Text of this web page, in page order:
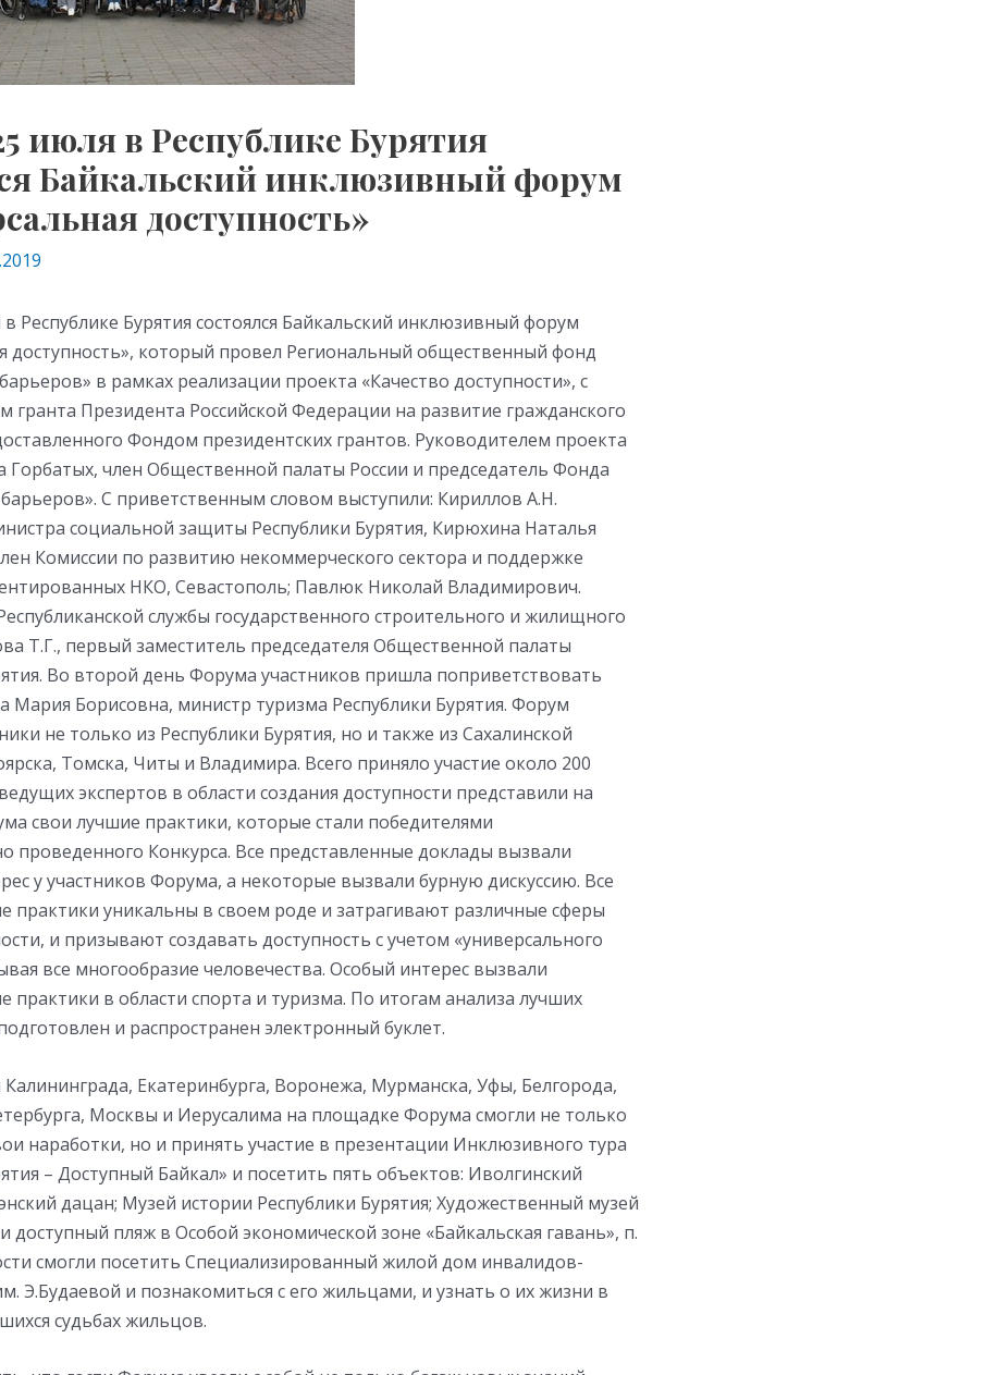
июля в Республике Бурятия
Байкальский инклюзивный форум
доступность»
Республике Бурятия состоялся Байкальский инклюзивный форум
доступность», который провел Региональный общественный фонд
в рамках реализации проекта «Качество доступности», с
гранта Президента Российской Федерации на развитие гражданского
Фондом президентских грантов. Руководителем проекта
Горбатых, член Общественной палаты России и председатель Фонда
С приветственным словом выступили: Кириллов А.Н.
социальной защиты Республики Бурятия, Кирюхина Наталья
Комиссии по развитию некоммерческого сектора и поддержке
НКО, Севастополь; Павлюк Николай Владимирович.
службы государственного строительного и жилищного
Т.Г., первый заместитель председателя Общественной палаты
Во второй день Форума участников пришла поприветствовать
Мария Борисовна, министр туризма Республики Бурятия. Форум
не только из Республики Бурятия, но и также из Сахалинской
Томска, Читы и Владимира. Всего приняло участие около 200
экспертов в области создания доступности представили на
свои лучшие практики, которые стали победителями
проведенного Конкурса. Все представленные доклады вызвали
у участников Форума, а некоторые вызвали бурную дискуссию. Все
практики уникальны в своем роде и затрагивают различные сферы
и призывают создавать доступность с учетом «универсального
все многообразие человечества. Особый интерес вызвали
практики в области спорта и туризма. По итогам анализа лучших
и распространен электронный буклет.
Екатеринбурга, Воронежа, Мурманска, Уфы, Белгорода,
Москвы и Иерусалима на площадке Форума смогли не только
наработки, но и принять участие в презентации Инклюзивного тура
– Доступный Байкал» и посетить пять объектов: Иволгинский
дацан; Музей истории Республики Бурятия; Художественный музей
доступный пляж в Особой экономической зоне «Байкальская гавань», п.
смогли посетить Специализированный жилой дом инвалидов-
Э.Будаевой и познакомиться с его жильцами, и узнать о их жизни в
судьбах жильцов.